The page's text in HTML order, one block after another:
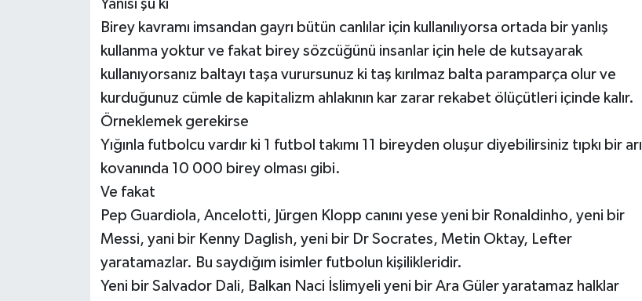
Yanisi şu ki
Birey kavramı imsandan gayrı bütün canlılar için kullanılıyorsa ortada bir yanlış
kullanma yoktur ve fakat birey sözcüğünü insanlar için hele de kutsayarak
kullanıyorsanız baltayı taşa vurursunuz ki taş kırılmaz balta paramparça olur ve
kurduğunuz cümle de kapitalizm ahlakının kar zarar rekabet ölüçütleri içinde kalır.
Örneklemek gerekirse
Yığınla futbolcu vardır ki 1 futbol takımı 11 bireyden oluşur diyebilirsiniz tıpkı bir arı
kovanında 10 000 birey olması gibi.
Ve fakat
Pep Guardiola, Ancelotti, Jürgen Klopp canını yese yeni bir Ronaldinho, yeni bir
Messi, yani bir Kenny Daglish, yeni bir Dr Socrates, Metin Oktay, Lefter
yaratamazlar. Bu saydığım isimler futbolun kişilikleridir.
Yeni bir Salvador Dali, Balkan Naci İslimyeli yeni bir Ara Güler yaratamaz halklar